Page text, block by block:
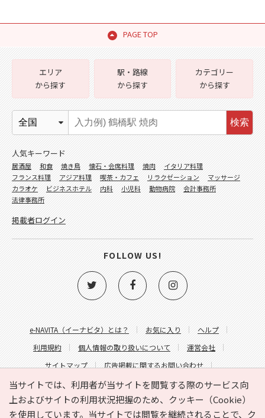
PAGE TOP
当サイトでは、利用者が当サイトを閲覧する際のサービス向
上およびサイトの利用状況把握のため、クッキー（Cookie）
を使用しています。当サイトでは閲覧を継続されることで、ク
e-NAVITA（イーナビタ）とは？ お気に入り
ヘルプ
利用規約
個人情報の取り扱いについて
運営会社
サイトマップ
広告掲載に関するお問い合わせ
サイトの内容に関するお問い合わせ
エリア
から探す
駅・路線
から探す
カテゴリー
から探す
検索
人気キーワード
居酒屋 和食 焼き鳥 懐石・会席料理 焼肉
イタリア料理
フランス料理
アジア料理 喫茶・カフェ リラクゼーション
マッサージ
カラオケ
ビジネスホテル 内科 小児科 動物病院
会計事務所
法律事務所
掲載者ログイン
FOLLOW US!